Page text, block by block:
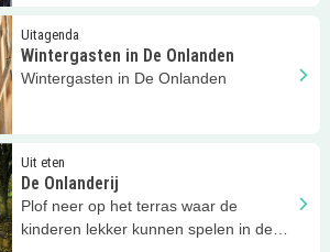
Uitagenda
Wintergasten in De Onlanden
Wintergasten in De Onlanden
in De Onlanden
Uit eten
De Onlanderij
Plof neer op het terras waar de
kinderen lekker kunnen spelen in de